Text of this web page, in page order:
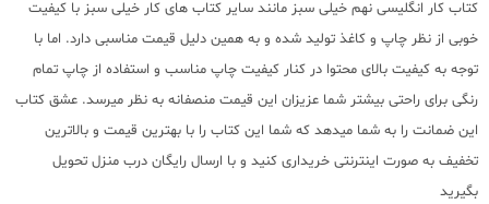
کتاب کار انگلیسی نهم خیلی سبز مانند سایر کتاب های کار خیلی سبز با کیفیت
خوبی از نظر چاپ و کاغذ تولید شده و به همین دلیل قیمت مناسبی دارد. اما با
توجه به کیفیت بالای محتوا در کنار کیفیت چاپ مناسب و استفاده از چاپ تمام
رنگی برای راحتی بیشتر شما عزیزان این قیمت منصفانه به نظر میرسد. عشق کتاب
این ضمانت را به شما میدهد که شما این کتاب را با بهترین قیمت و بالاترین
تخفیف به صورت اینترنتی خریداری کنید و با ارسال رایگان درب منزل تحویل
بگیرید